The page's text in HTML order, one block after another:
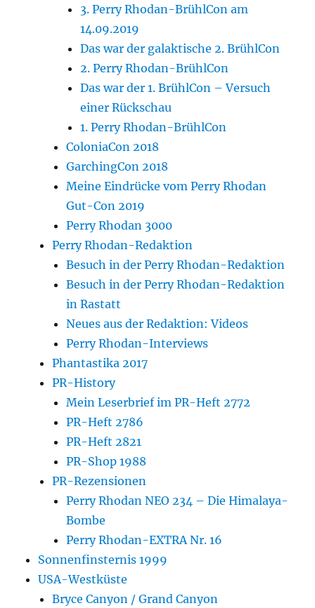
3. Perry Rhodan-BrühlCon am
14.09.2019
Das war der galaktische 2. BrühlCon
2. Perry Rhodan-BrühlCon
Das war der 1. BrühlCon – Versuch
einer Rückschau
1. Perry Rhodan-BrühlCon
ColoniaCon 2018
GarchingCon 2018
Meine Eindrücke vom Perry Rhodan
Gut-Con 2019
Perry Rhodan 3000
Perry Rhodan-Redaktion
Besuch in der Perry Rhodan-Redaktion
Besuch in der Perry Rhodan-Redaktion
in Rastatt
Neues aus der Redaktion: Videos
Perry Rhodan-Interviews
Phantastika 2017
PR-History
Mein Leserbrief im PR-Heft 2772
PR-Heft 2786
PR-Heft 2821
PR-Shop 1988
PR-Rezensionen
Perry Rhodan NEO 234 – Die Himalaya-
Bombe
Perry Rhodan-EXTRA Nr. 16
Sonnenfinsternis 1999
USA-Westküste
Bryce Canyon / Grand Canyon